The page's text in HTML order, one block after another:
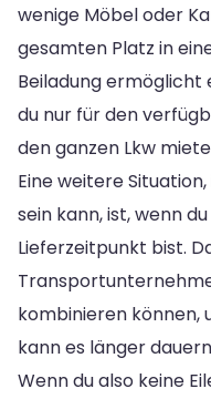
wenige Möbel oder
gesamten Platz in
Beiladung ermöglicht
du nur für den
den ganzen Lkw
Eine weitere
sein kann, ist, wenn
Lieferzeitpunkt bist.
kombinieren können,
kann es länger
Wenn du also keine